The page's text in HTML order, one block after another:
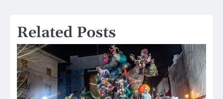
Related Posts